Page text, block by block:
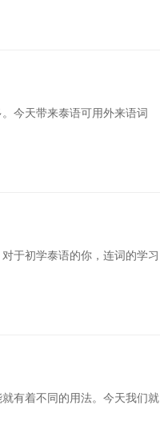
今天带来泰语可用外来语词
于初学泰语的你，连词的学习
有着不同的用法。今天我们就